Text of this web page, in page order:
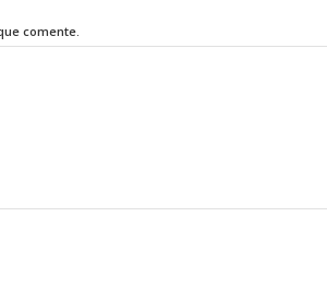
comente.